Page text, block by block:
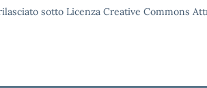
sotto Licenza Creative Commons